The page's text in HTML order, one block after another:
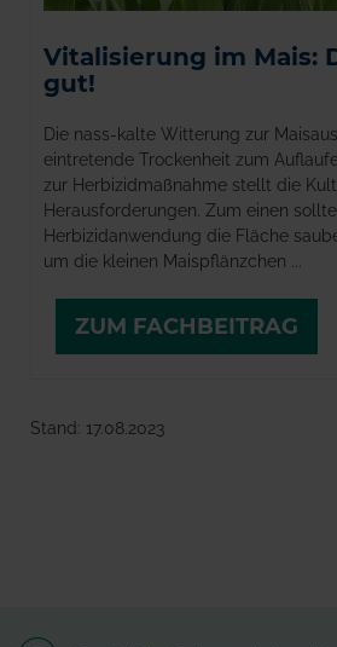
Vitalisierung im Mais:
gut!
Die nass-kalte Witterung zur
eintretende Trockenheit zum
zur Herbizidmaßnahme stellt die
Herausforderungen. Zum einen
Herbizidanwendung die Fläche
um die kleinen Maispflänzchen ...
ZUM FACHBEITRAG
Stand: 17.08.2023